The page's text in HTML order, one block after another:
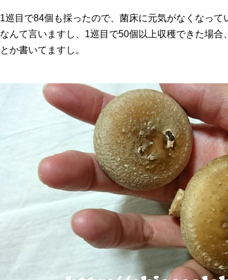
1巡目で84個も採ったので、菌床に元気がなくなっ
なんて言いますし、1巡目で50個以上収穫できた場
とか書いてますし。